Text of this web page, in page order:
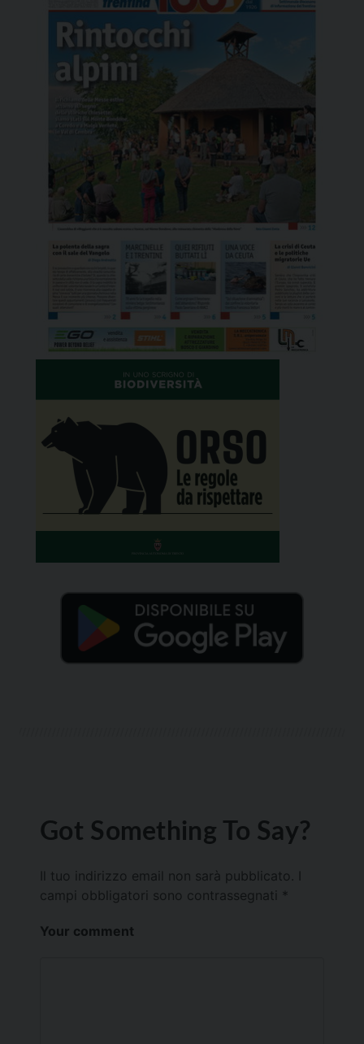
Got Something To Say?
Il tuo indirizzo email non sarà pubblicato.
campi obbligatori sono contrassegnati *
Your comment